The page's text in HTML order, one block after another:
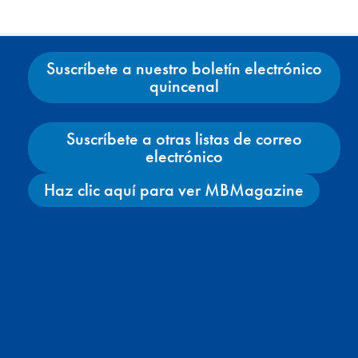
Suscríbete a nuestro boletín electrónico
quincenal
Suscríbete a otras listas de correo
electrónico
Haz clic aquí para ver MBMagazine